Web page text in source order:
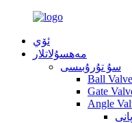
ئۆي
مەھسۇلاتلار
سۇ تۇرۇبىسى
Ball Valve
Gate
Angle